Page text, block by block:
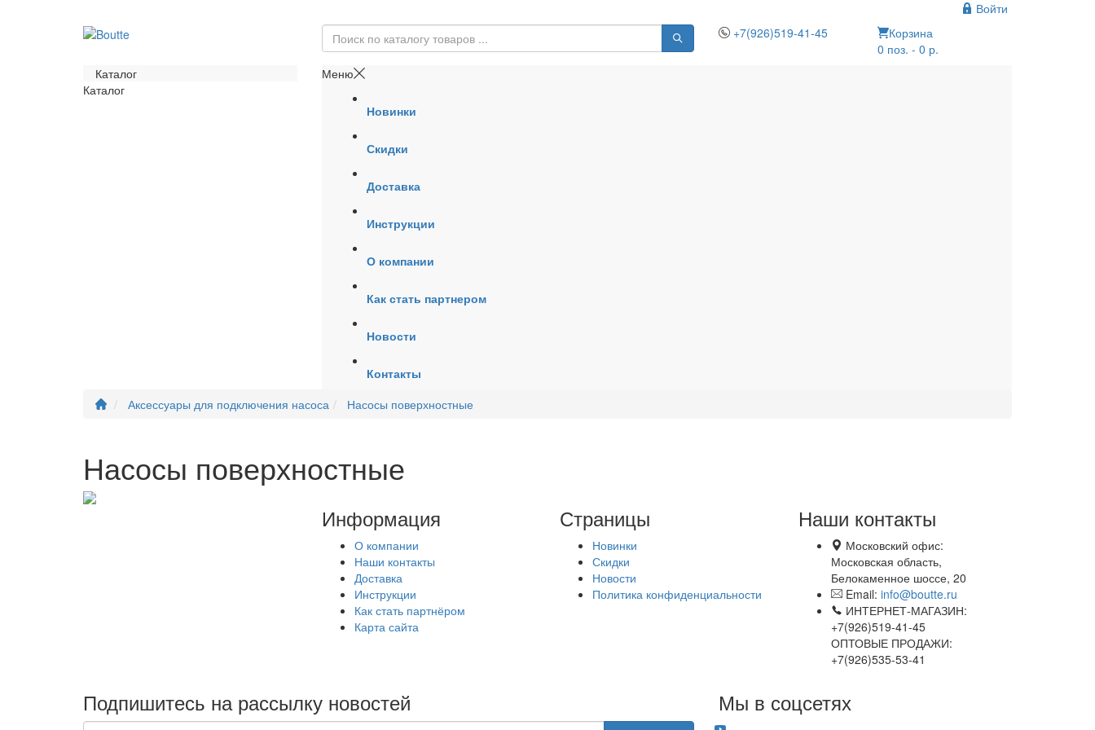
Войти
+7(926)519-41-45
Корзина
0 поз. - 0 р.
Каталог
Каталог
Меню
Новинки
Скидки
Доставка
Инструкции
О компании
Как стать партнером
Новости
Контакты
Аксессуары для подключения насоса
Насосы поверхностные
Насосы поверхностные
Информация
О компании
Наши контакты
Доставка
Инструкции
Как стать партнёром
Карта сайта
Страницы
Новинки
Скидки
Новости
Политика конфиденциальности
Наши контакты
Московский офис:
Московская область,
Белокаменное шоссе, 20
Email: info@boutte.ru
ИНТЕРНЕТ-МАГАЗИН:
+7(926)519-41-45
ОПТОВЫЕ ПРОДАЖИ:
+7(926)535-53-41
Подпишитесь на рассылку новостей Мы в соцсетях